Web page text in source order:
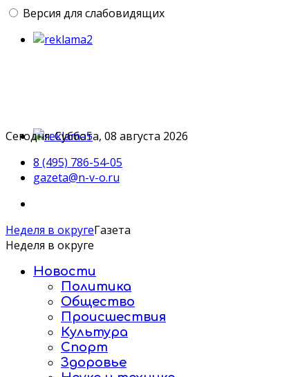
Версия для слабовидящих
Сегодня: Суббота, 08 августа 2026
8 (495) 786-54-05
gazeta@n-v-o.ru
Неделя в округеГазета
Неделя в округе
Новости
Политика
Общество
Происшествия
Культура
Спорт
Здоровье